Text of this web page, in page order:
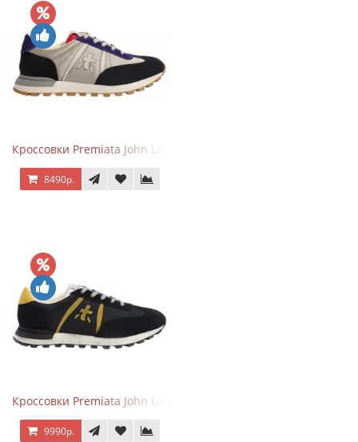
Кроссовки Premiata John Low черные с серым
8490р.
Кроссовки Premiata John Low черные с желтым
9990р.